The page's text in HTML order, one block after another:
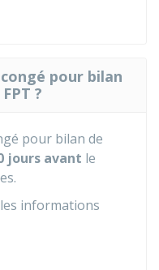
pour bilan
?
pour bilan de
jours avant le
informations